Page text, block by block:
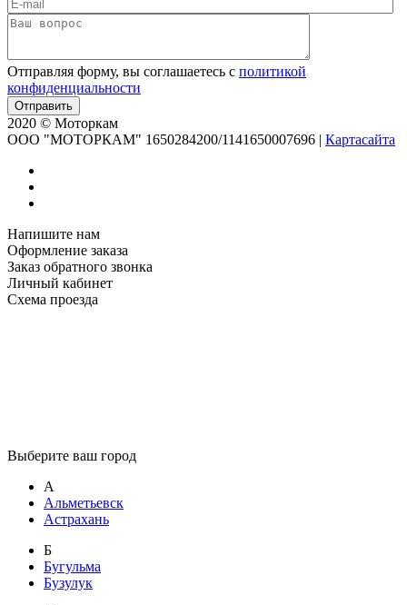
Отправляя форму, вы соглашаетесь с политикой
конфиденциальности
2020 © Моторкам
OOO "МОТОРКАМ" 1650284200/1141650007696 | Картасайта
Напишите нам
Оформление заказа
Заказ обратного звонка
Личный кабинет
Схема проезда
Выберите ваш город
А
Альметьевск
Астрахань
Б
Бугульма
Бузулук